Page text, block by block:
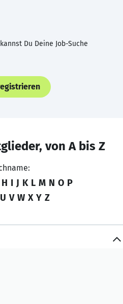
Du Deine Job-Suche
von A bis Z
H I J K L M N O P
U V W X Y Z